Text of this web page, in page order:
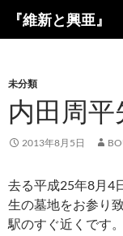
ツ
へ
ス
キ
プ
『維新と興亜』
未分類
内田周
2013年8月5日
去る平成25年8月4
生の墓地をお参り
駅のすぐ近くです。